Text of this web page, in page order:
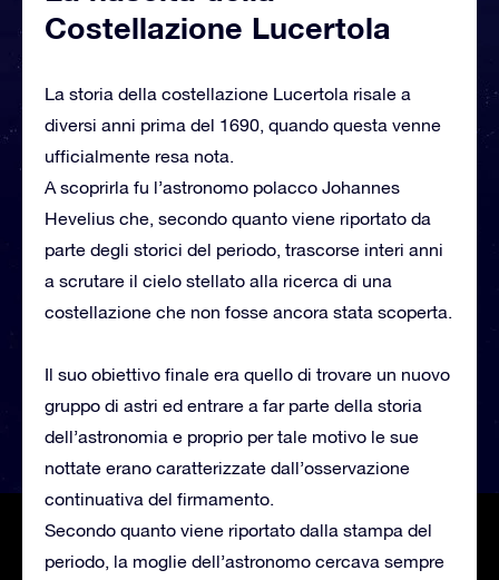
Costellazione Lucertola
La storia della costellazione Lucertola risale a
diversi anni prima del 1690, quando questa venne
ufficialmente resa nota.
A scoprirla fu l’astronomo polacco Johannes
Hevelius che, secondo quanto viene riportato da
parte degli storici del periodo, trascorse interi anni
a scrutare il cielo stellato alla ricerca di una
costellazione che non fosse ancora stata scoperta.
Il suo obiettivo finale era quello di trovare un nuovo
gruppo di astri ed entrare a far parte della storia
dell’astronomia e proprio per tale motivo le sue
nottate erano caratterizzate dall’osservazione
continuativa del firmamento.
Secondo quanto viene riportato dalla stampa del
periodo, la moglie dell’astronomo cercava sempre